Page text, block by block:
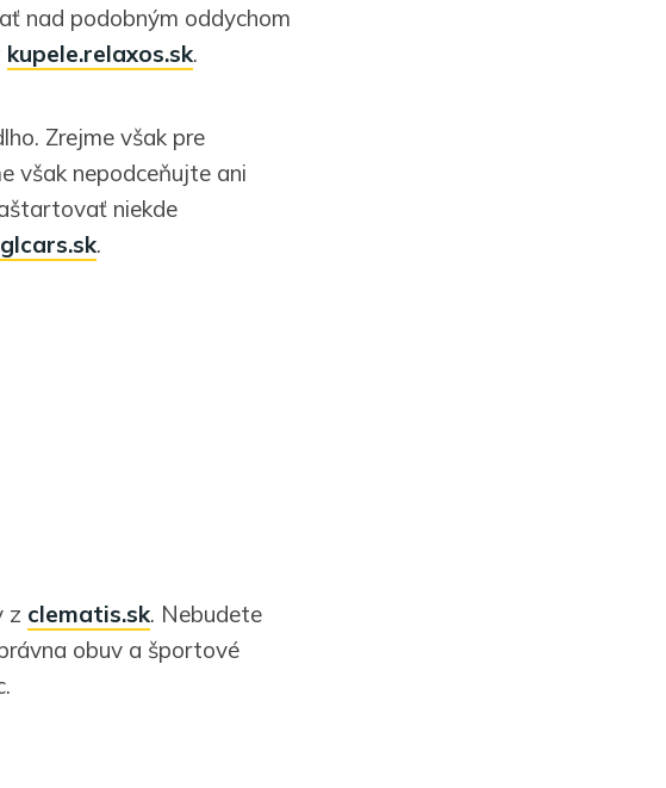
nad podobným oddychom
kupele.relaxos.sk.
Zrejme však pre
však nepodceňujte ani
niekde
.
z clematis.sk. Nebudete
obuv a športové